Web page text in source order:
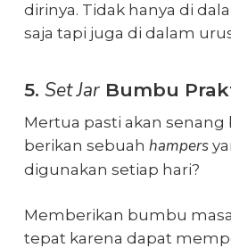
dirinya. Tidak hanya di
saja tapi juga di dalam
5. Set JarBumbu
Mertua pasti akan senang
berikan sebuah hampers
digunakan setiap hari?
Memberikan bumbu
tepat karena dapat